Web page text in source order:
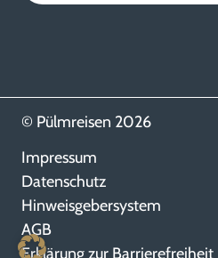
© Pülmreisen 2026
Impressum
Datenschutz
Hinweisgebersystem
AGB
Erklärung zur Barrierefreiheit